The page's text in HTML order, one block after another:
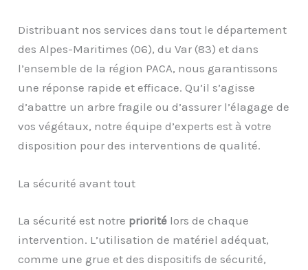
Distribuant nos services dans tout le département
des Alpes-Maritimes (06), du Var (83) et dans
l’ensemble de la région PACA, nous garantissons
une réponse rapide et efficace. Qu’il s’agisse
d’abattre un arbre fragile ou d’assurer l’élagage de
vos végétaux, notre équipe d’experts est à votre
disposition pour des interventions de qualité.
La sécurité avant tout
La sécurité est notre priorité lors de chaque
intervention. L’utilisation de matériel adéquat,
comme une grue et des dispositifs de sécurité,